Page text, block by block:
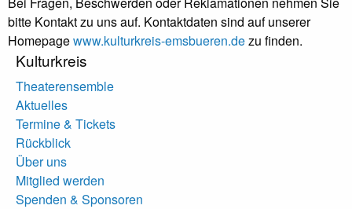
bitte Kontakt zu uns auf. Kontaktdaten sind auf unserer
Homepagewww.kulturkreis-emsbueren.dezu finden.
Kulturkreis
Theaterensemble
Aktuelles
Termine & Tickets
Rückblick
Über uns
Mitglied werden
Spenden & Sponsoren